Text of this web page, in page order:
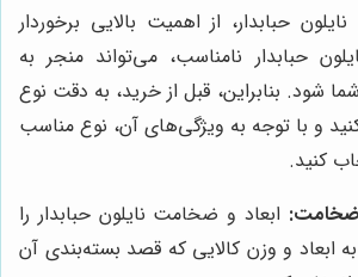
حبابدار، از اهمیت بالایی برخوردار
حبابدار نامناسب، می‌تواند منجر به
شود. بنابراین، قبل از خرید، به دقت نوع
و با توجه به ویژگی‌های آن، نوع مناسب
کنید.
ضخامت: ابعاد و ضخامت نایلون حبابدار را
ابعاد و وزن کالایی که قصد بسته‌بندی آن